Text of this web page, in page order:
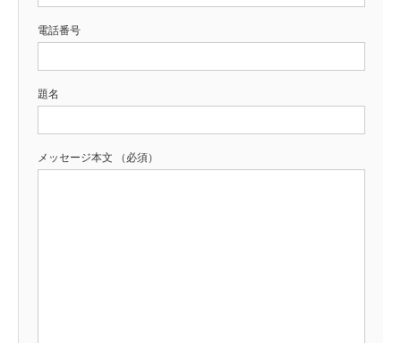
電話番号
題名
メッセージ本文 （必須）